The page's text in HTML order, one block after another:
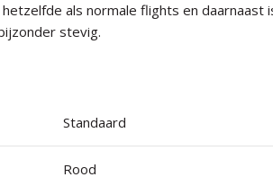
als normale flights en daarnaast
stevig.
Standaard
Rood